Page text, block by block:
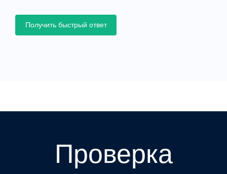
Получить быстрый ответ
Проверка